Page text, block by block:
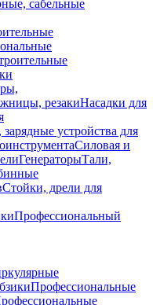
сабельные
резакиНасадки для
устройства для
Силовая и
ГенераторыТали,
Стойки, дрели для
Профессиональный
Профессиональные